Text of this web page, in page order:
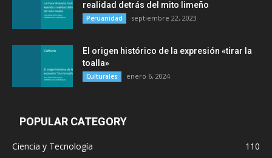
realidad detrás del mito limeño
Peruanidad septiembre 22, 2023
El origen histórico de la expresión «tirar la
toalla»
Culturales enero 6, 2024
POPULAR CATEGORY
Ciencia y Tecnología
110